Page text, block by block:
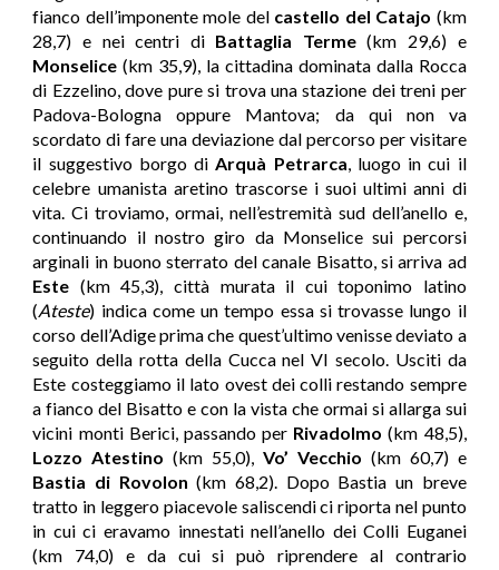
fianco dell’imponente mole del castello del Catajo (km
28,7) e nei centri di Battaglia Terme(km 29,6) e
Monselice (km 35,9), la cittadina dominata dalla Rocca
di Ezzelino, dove pure si trova una stazione dei treni per
Padova-Bologna oppure Mantova; da qui non va
scordato di fare una deviazione dal percorso per visitare
il suggestivo borgo diArquà Petrarca, luogo in cui il
celebre umanista aretino trascorse i suoi ultimi anni di
vita. Ci troviamo, ormai, nell’estremità sud dell’anello e,
continuando il nostro giro da Monselice sui percorsi
arginali in buono sterrato del canale Bisatto, si arriva ad
Este (km 45,3), città murata il cui toponimo latino
(Ateste) indica come un tempo essa si trovasse lungo il
corso dell’Adige prima che quest’ultimo venisse deviato a
seguito della rotta della Cucca nel VI secolo. Usciti da
Este costeggiamo il lato ovest dei colli restando sempre
a fianco del Bisatto e con la vista che ormai si allarga sui
vicini monti Berici, passando per Rivadolmo (km 48,5),
Lozzo Atestino (km 55,0),Vo’ Vecchio (km 60,7) e
Bastia di Rovolon (km 68,2). Dopo Bastia un breve
tratto in leggero piacevole saliscendi ci riporta nel punto
in cui ci eravamo innestati nell’anello dei Colli Euganei
(km 74,0) e da cui si può riprendere al contrario